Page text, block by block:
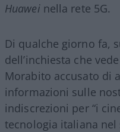
Huawei nella rete 5G.
Di qualche giorno fa,
dell’inchiesta che
Morabito accusato di
informazioni sulle
indiscrezioni per “i
tecnologia italiana